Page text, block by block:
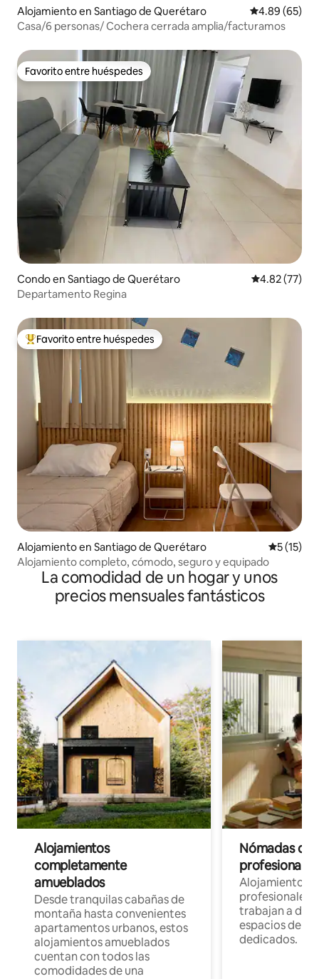
Alojamiento en Santiago de Querétaro Calificación
4.89 (65)
Casa/6 personas/ Cochera cerrada amplia/facturamos
Favorito entre huéspedes
Favorito entre huéspedes
Condo en Santiago de Querétaro Calificación
4.82 (77)
Departamento Regina
Favorito entre huéspedes preferido
Favorito entre huéspedes
Alojamiento en Santiago de Querétaro
5 (15)
Alojamiento completo, cómodo, seguro y equipado
La comodidad de un hogar y unos
precios mensuales fantásticos
Alojamientos
completamente
amueblados
Desde tranquilas cabañas de
montaña hasta convenientes
apartamentos urbanos, estos
alojamientos amueblados
cuentan con todos las
comodidades de una
Nómadas
Alojamientos
profesionales
trabajan a
espacios de
dedicados.